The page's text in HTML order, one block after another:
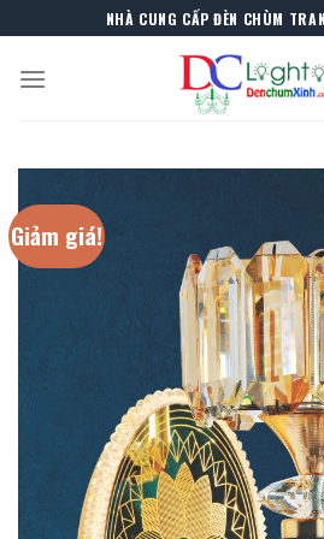
to
content
NHÀ CUNG CẤP ĐÈN CHÙM
Giảm giá!